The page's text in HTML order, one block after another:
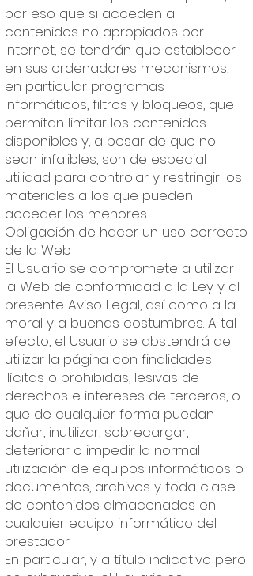
por eso que si acceden a
contenidos no apropiados por
Internet, se tendrán que establecer
en sus ordenadores mecanismos,
en particular programas
informáticos, filtros y bloqueos, que
permitan limitar los contenidos
disponibles y, a pesar de que no
sean infalibles, son de especial
utilidad para controlar y restringir los
materiales a los que pueden
acceder los menores.
Obligación de hacer un uso correcto
de la Web
El Usuario se compromete a utilizar
la Web de conformidad a la Ley y al
presente Aviso Legal, así como a la
moral y a buenas costumbres. A tal
efecto, el Usuario se abstendrá de
utilizar la página con finalidades
ilícitas o prohibidas, lesivas de
derechos e intereses de terceros, o
que de cualquier forma puedan
dañar, inutilizar, sobrecargar,
deteriorar o impedir la normal
utilización de equipos informáticos o
documentos, archivos y toda clase
de contenidos almacenados en
cualquier equipo informático del
prestador.
En particular, y a título indicativo pero